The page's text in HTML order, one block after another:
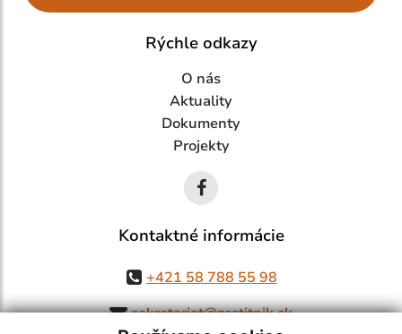
Rýchle odkazy
O nás
Aktuality
Dokumenty
Projekty
Kontaktné informácie
+421 58 788 55 98
sekretariat@zsstitnik.sk